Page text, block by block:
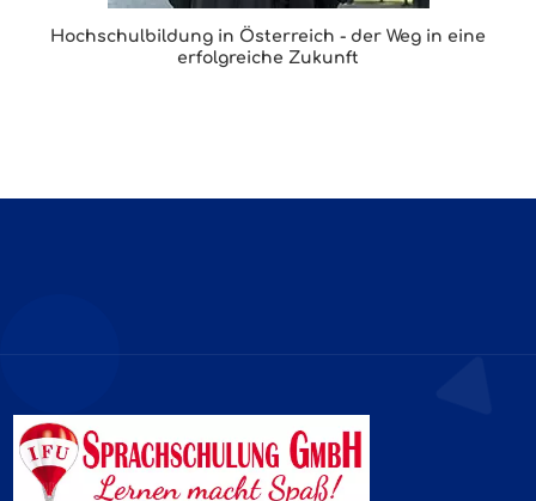
Hochschulbildung in Österreich - der Weg in eine
erfolgreiche Zukunft